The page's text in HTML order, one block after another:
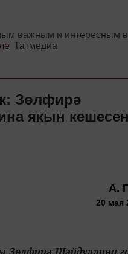
важным и интересным в
Татмедиа
Зөлфирә
якын кешесен
А.
20 мая
Шәйдуллина